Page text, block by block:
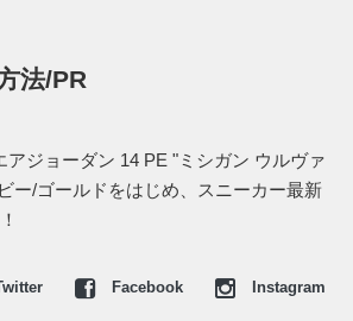
、"MICHAEL JORDAN(マイケル・ジョ
やカーボンファイバー調パーツが生み
リーズの中でも異彩を放つ。NBAファ
SHOT(ラストショット)"を沈めた足元
法/PR
アジョーダン 14 PE "ミシガン ウルヴァ
ー/ゴールドをはじめ、スニーカー最新
Facebook Instagram